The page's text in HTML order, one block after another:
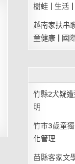
樹蛙 | 生活
越南家扶串
童健康 | 國
竹縣2犬疑
明
竹市3歲童
化管理
苗縣客家文